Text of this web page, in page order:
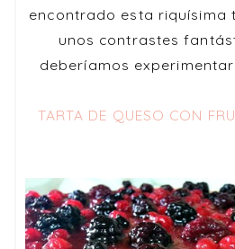
encontrado esta riquísima
unos contrastes
deberíamos
TARTA DE QUESO CON